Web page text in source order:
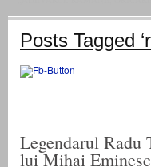
Posts Tagged
Legendarul Radu
lui Mihai